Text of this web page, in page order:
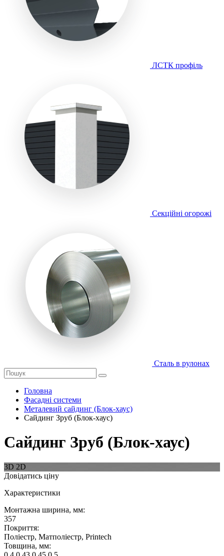
ЛСТК профіль
Секційні огорожі
Сталь в рулонах
Головна
Фасадні системи
Металевий сайдинг (Блок-хаус)
Сайдинг Зруб (Блок-хаус)
Сайдинг Зруб (Блок-хаус)
3D 2D
Довідатись ціну
Характеристики
Монтажна ширина, мм:
357
Покриття:
Поліестр, Матполіестр, Printech
Товщина, мм: